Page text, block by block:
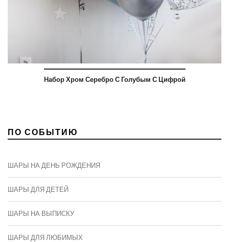
Набор Хром Серебро С Голубым С Цифрой
ПО СОБЫТИЮ
ШАРЫ НА ДЕНЬ РОЖДЕНИЯ
ШАРЫ ДЛЯ ДЕТЕЙ
ШАРЫ НА ВЫПИСКУ
ШАРЫ ДЛЯ ЛЮБИМЫХ